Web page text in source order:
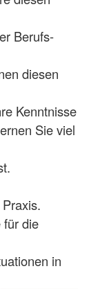
Berufs-
diesen
Kenntnisse
Sie viel
für die
in